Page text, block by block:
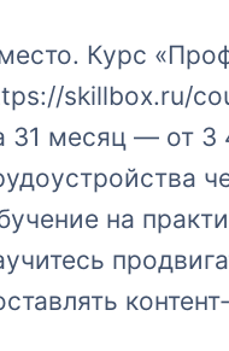
Курс
skillbox.ru/
31 месяц — от 3
на